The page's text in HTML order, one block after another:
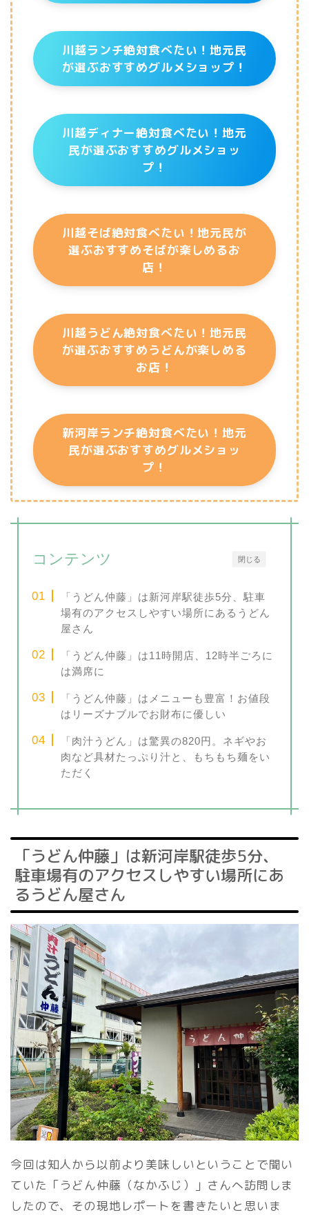
川越ランチ絶対食べたい！地元民
が選ぶおすすめグルメショップ！
川越ディナー絶対食べたい！地元
民が選ぶおすすめグルメショッ
プ！
川越そば絶対食べたい！地元民が
選ぶおすすめそばが楽しめるお
店！
川越うどん絶対食べたい！地元民
が選ぶおすすめうどんが楽しめる
お店！
新河岸ランチ絶対食べたい！地元
民が選ぶおすすめグルメショッ
プ！
閉じる
コンテンツ
「うどん仲藤」は新河岸駅徒歩5分、駐車
場有のアクセスしやすい場所にあるうどん
屋さん
「うどん仲藤」は11時開店、12時半ごろに
は満席に
「うどん仲藤」はメニューも豊富！お値段
はリーズナブルでお財布に優しい
「肉汁うどん」は驚異の820円。ネギやお
肉など具材たっぷり汁と、もちもち麺をい
ただく
「うどん仲藤」は新河岸駅徒歩5分、
駐車場有のアクセスしやすい場所にあ
るうどん屋さん
今回は知人から以前より美味しいということで聞い
ていた「うどん仲藤（なかふじ）」さんへ訪問しま
したので、その現地レポートを書きたいと思いま